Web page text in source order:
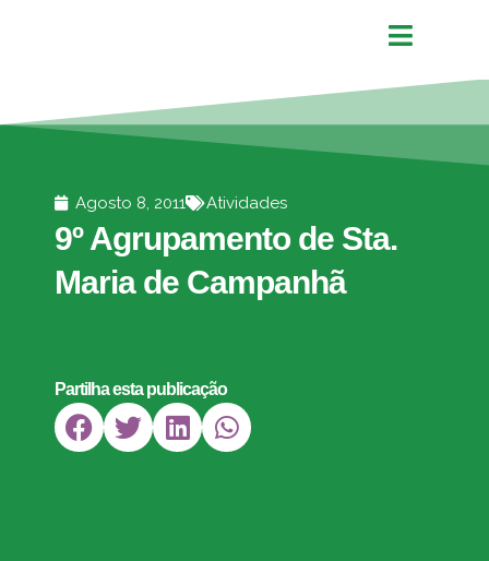
Agosto 8, 2011 Atividades
9º Agrupamento de Sta.
Maria de Campanhã
Partilha esta publicação